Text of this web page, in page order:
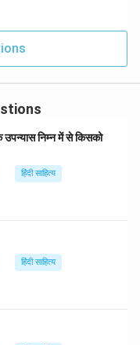
उपन्यास निम्न में से किसको
हिंदी साहित्य
हिंदी साहित्य